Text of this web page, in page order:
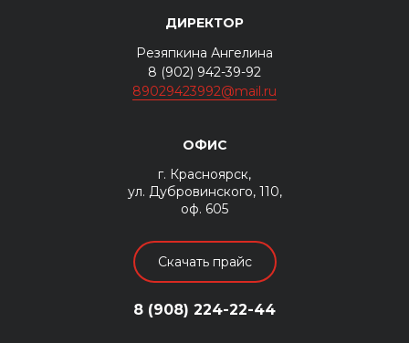
ДИРЕКТОР
Резяпкина Ангелина
8 (902) 942-39-92
89029423992@mail.ru
ОФИС
г. Красноярск,
ул. Дубровинского, 110,
оф. 605
Скачать прайс
8 (908) 224-22-44